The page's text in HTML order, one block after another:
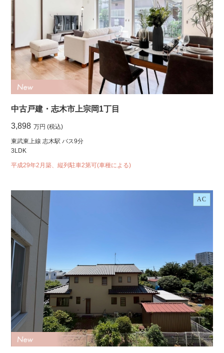
中古戸建・志木市上宗岡1丁目
3,898 万円 (税込)
東武東上線 志木駅 バス9分
3LDK
平成29年2月築、縦列駐車2第可(車種による)
AC